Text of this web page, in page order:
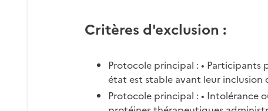
Critères d'exclusion :
Protocole principal : • Participants
état est stable avant leur inclusion
Protocole principal : • Intolérance